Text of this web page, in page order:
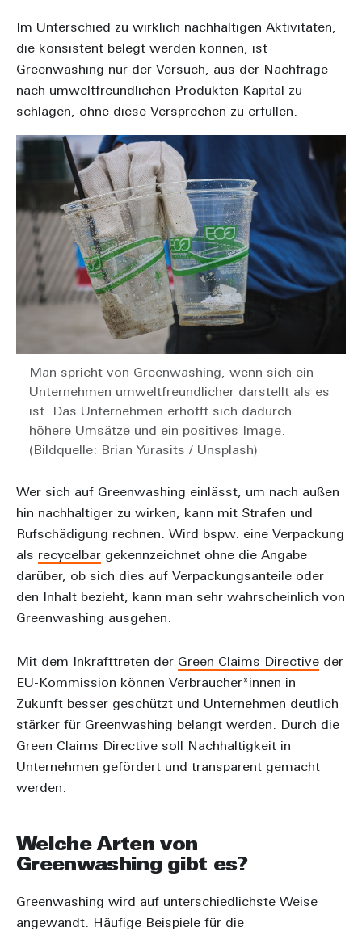
Im Unterschied zu wirklich nachhaltigen Aktivitäten,
die konsistent belegt werden können, ist
Greenwashing nur der Versuch, aus der Nachfrage
nach umweltfreundlichen Produkten Kapital zu
schlagen, ohne diese Versprechen zu erfüllen.
Man spricht von Greenwashing, wenn sich ein
Unternehmen umweltfreundlicher darstellt als es
ist. Das Unternehmen erhofft sich dadurch
höhere Umsätze und ein positives Image.
(Bildquelle: Brian Yurasits / Unsplash)
Wer sich auf Greenwashing einlässt, um nach außen
hin nachhaltiger zu wirken, kann mit Strafen und
Rufschädigung rechnen. Wird bspw. eine Verpackung
als recycelbar gekennzeichnet ohne die Angabe
darüber, ob sich dies auf Verpackungsanteile oder
den Inhalt bezieht, kann man sehr wahrscheinlich von
Greenwashing ausgehen.
Mit dem Inkrafttreten der Green Claims Directive der
EU-Kommission können Verbraucher*innen in
Zukunft besser geschützt und Unternehmen deutlich
stärker für Greenwashing belangt werden. Durch die
Green Claims Directive soll Nachhaltigkeit in
Unternehmen gefördert und transparent gemacht
werden.
Welche Arten von
Greenwashing gibt es?
Greenwashing wird auf unterschiedlichste Weise
angewandt. Häufige Beispiele für die